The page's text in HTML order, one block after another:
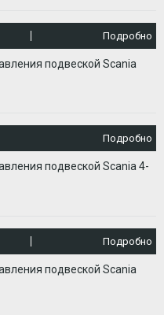
Подробно
подвеской Scania
Подробно
подвеской Scania 4-
Подробно
подвеской Scania